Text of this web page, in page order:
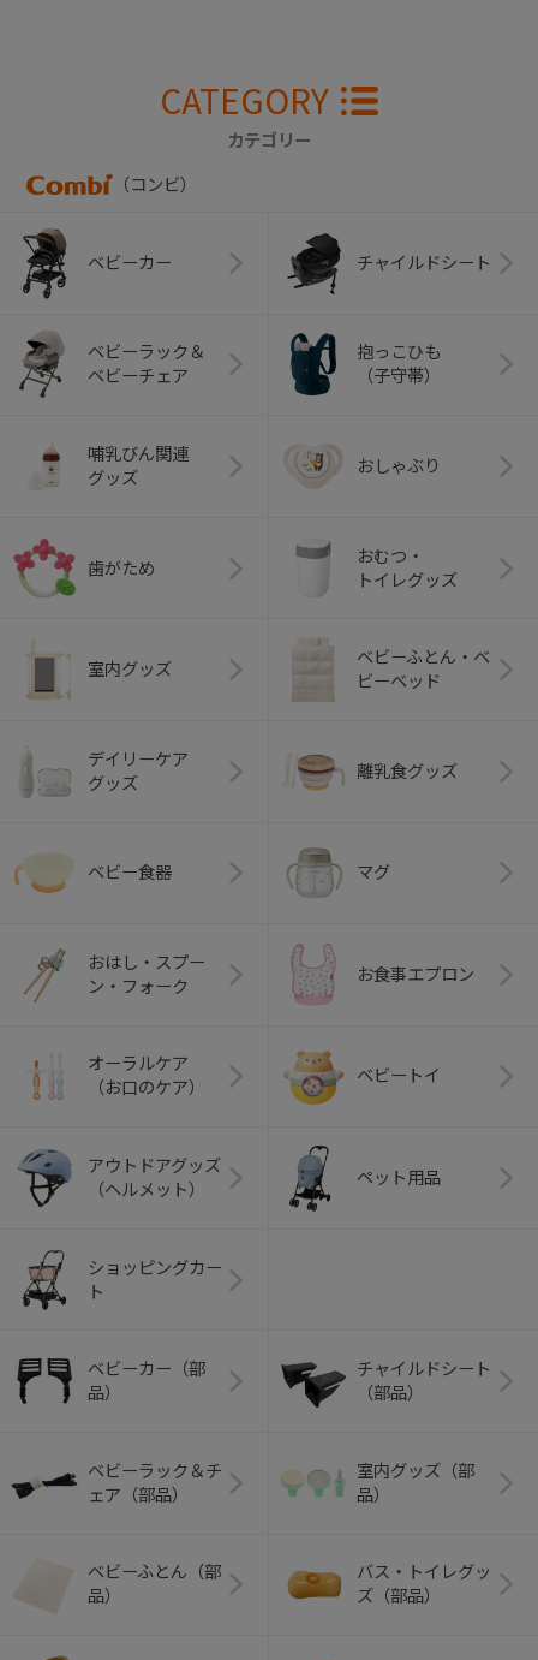
CATEGORY
カテゴリー
（コンビ）
ベビーカー チャイルドシート
ベビーラック＆
ベビーチェア
抱っこひも
（子守帯）
哺乳びん関連
グッズ
おしゃぶり
歯がため
おむつ・
トイレグッズ
室内グッズ
ベビーふとん・ベ
ビーベッド
デイリーケア
グッズ
離乳食グッズ
ベビー食器 マグ
おはし・スプー
ン・フォーク
お食事エプロン
オーラルケア
（お口のケア）
ベビートイ
アウトドアグッズ
（ヘルメット）
ペット用品
ショッピングカー
ト
ベビーカー（部
品）
チャイルドシート
（部品）
ベビーラック＆チ
ェア（部品）
室内グッズ（部
品）
ベビーふとん（部
品）
バス・トイレグッ
ズ（部品）